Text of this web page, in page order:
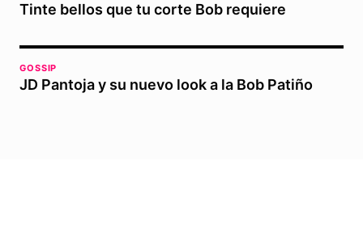
Tinte bellos que tu corte Bob requiere
GOSSIP
JD Pantoja y su nuevo look a la Bob Patiño